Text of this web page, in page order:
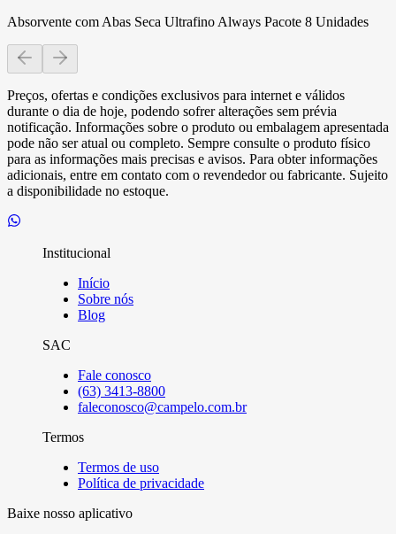
Absorvente com Abas Seca Ultrafino Always Pacote 8 Unidades
Preços, ofertas e condições exclusivos para internet e válidos
durante o dia de hoje, podendo sofrer alterações sem prévia
notificação. Informações sobre o produto ou embalagem apresentada
pode não ser atual ou completo. Sempre consulte o produto físico
para as informações mais precisas e avisos. Para obter informações
adicionais, entre em contato com o revendedor ou fabricante. Sujeito
a disponibilidade no estoque.
Institucional
Início
Sobre nós
Blog
SAC
Fale conosco
(63) 3413-8800
faleconosco@campelo.com.br
Termos
Termos de uso
Política de privacidade
Baixe nosso aplicativo